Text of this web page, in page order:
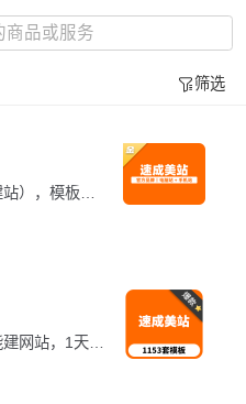
筛选
5折购！云·速成美站，会打字就能建网站，1天上线！杭州-国内CDN、香港-海外CDN、配SSL证书。后台预制1153套模版。